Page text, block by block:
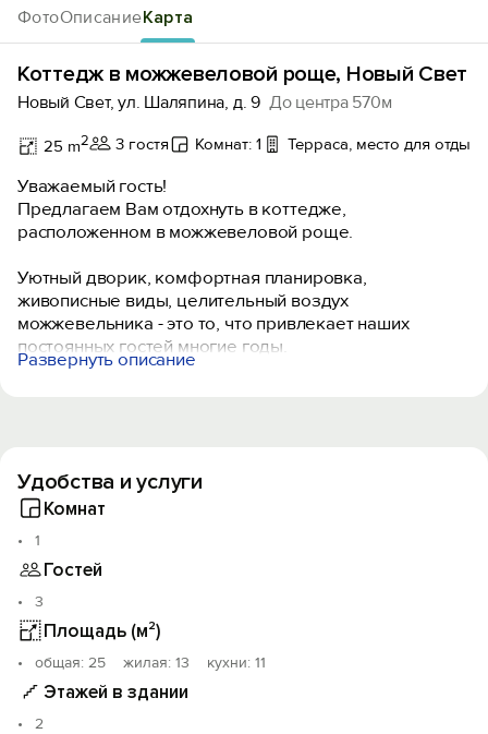
ФотоОписаниеКарта
Коттедж в можжевеловой роще, Новый Свет
Новый Свет, ул. Шаляпина, д. 9 До центра 570м
25 m2 3 гостя Комнат: 1 Терраса, место для
Уважаемый гость!
Предлагаем Вам отдохнуть в коттедже,
расположенном в можжевеловой роще.
Уютный дворик, комфортная планировка,
живописные виды, целительный воздух
можжевельника - это то, что привлекает наших
постоянных гостей многие годы.
Коттедж расположен вдали от шумной набережной и
Голицына, завод Шампанских вин, Царский пляж и
Разбойничья бухта.
составляет 12 минут.
Отдых в можжевеловой роще подойдет ценителям
пеших прогулок, чистейшего воздуха и уединения.
Развернуть описание
Удобства и услуги
Комнат
1
Гостей
3
Площадь (м²)
oбщая: 25 жилая: 13 кухни: 11
Этажей в здании
2